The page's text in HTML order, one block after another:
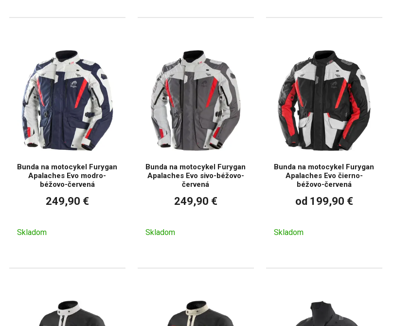
Bunda na motocykel Furygan
Apalaches Evo modro-
béžovo-červená
249,90 €
Skladom
Bunda na motocykel Furygan
Apalaches Evo sivo-béžovo-
červená
249,90 €
Skladom
Bunda na motocykel Furygan
Apalaches Evo čierno-
béžovo-červená
od 199,90 €
Skladom